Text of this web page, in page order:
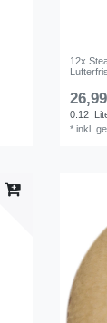
12x
0.12
*inkl.